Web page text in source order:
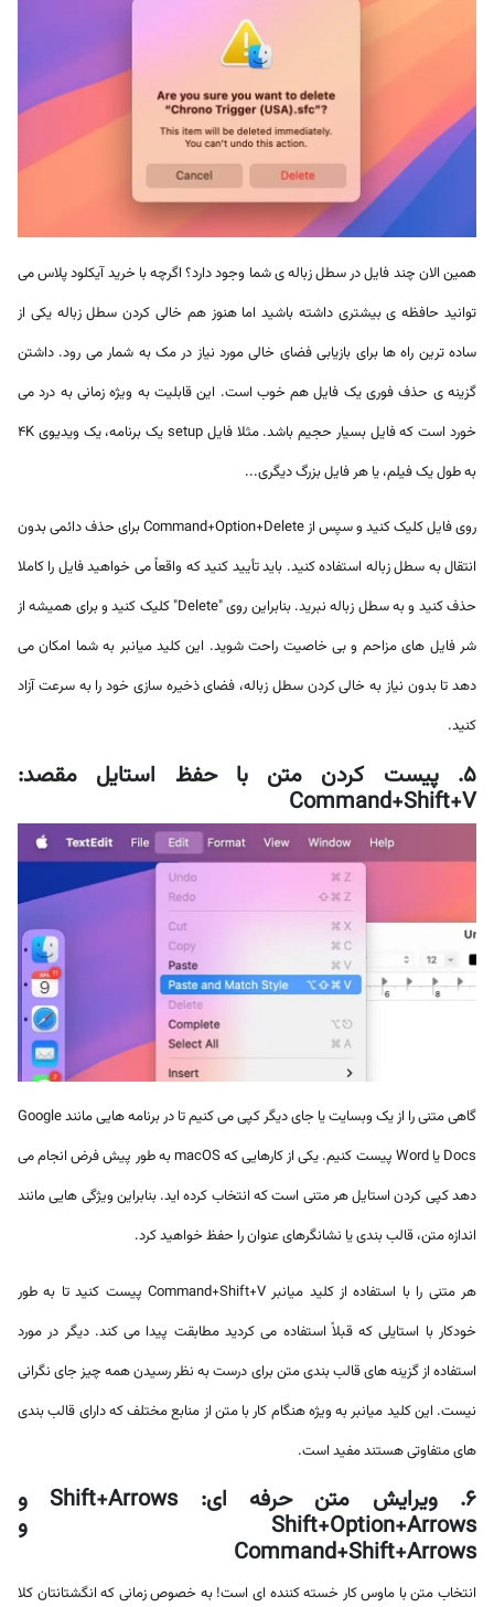
همین الان چند فایل در سطل زباله ی شما وجود دارد؟ اگرچه با خرید آیکلود پلاسمی
توانید حافظه ی بیشتری داشته باشید اما هنوز هم خالی کردن سطل زباله یکی از
ساده ترین راه ها برای بازیابی فضای خالی مورد نیاز در مک به شمار می رود. داشتن
گزینه ی حذف فوری یک فایل هم خوب است. این قابلیت به ویژه زمانی به درد می
خورد است که فایل بسیار حجیم باشد. مثلا فایل setup یک برنامه، یک ویدیوی 4K
به طول یک فیلم، یا هر فایل بزرگ دیگری...
روی فایل کلیک کنید و سپس از Command+Option+Delete برای حذف دائمی بدون
انتقال به سطل زباله استفاده کنید. باید تأیید کنید که واقعاً می خواهید فایل را کاملا
حذف کنید و به سطل زباله نبرید. بنابراین روی "Delete" کلیک کنید و برای همیشه از
شر فایل های مزاحم و بی خاصیت راحت شوید. این کلید میانبر به شما امکان می
دهد تا بدون نیاز به خالی کردن سطل زباله، فضای ذخیره سازی خود را به سرعت آزاد
کنید.
5. پیست کردن متن با حفظ استایل مقصد:
Command+Shift+V
گاهی متنی را از یک وبسایت یا جای دیگر کپی می کنیم تا در برنامه هایی مانند Google
Docs یا Word پیست کنیم. یکی از کارهایی که macOS به طور پیش فرض انجام می
دهد کپی کردن استایل هر متنی است که انتخاب کرده اید. بنابراین ویژگی هایی مانند
اندازه متن، قالب بندی یا نشانگرهای عنوان را حفظ خواهید کرد.
هر متنی را با استفاده از کلید میانبر Command+Shift+V پیست کنید تا به طور
خودکار با استایلی که قبلاً استفاده می کردید مطابقت پیدا می کند. دیگر در مورد
استفاده از گزینه های قالب بندی متن برای درست به نظر رسیدن همه چیز جای نگرانی
نیست. این کلید میانبر به ویژه هنگام کار با متن از منابع مختلف که دارای قالب بندی
های متفاوتی هستند مفید است.
6. ویرایش متن حرفه ای: Shift+Arrows و
Shift+Option+Arrows و
Command+Shift+Arrows
انتخاب متن با ماوس کار خسته کننده ای است! به خصوص زمانی که انگشتانتان کلا